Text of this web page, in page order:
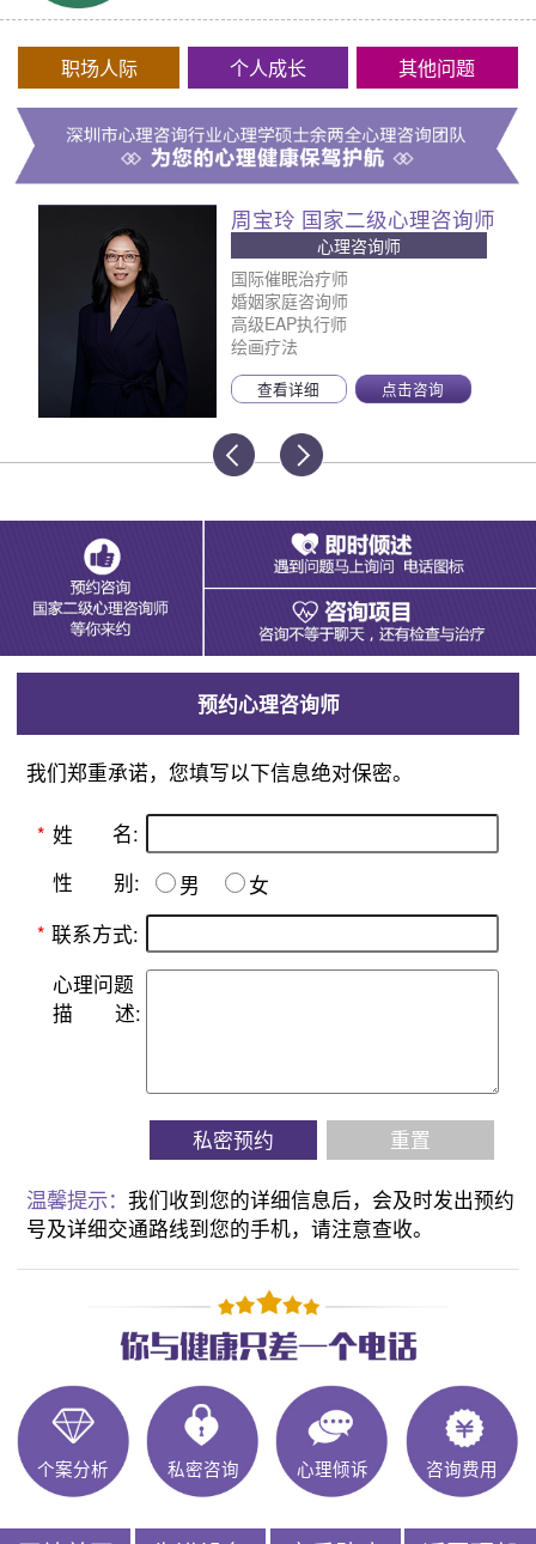
职场人际 个人成长 其他问题
周宝玲 国家二级心理咨询师
心理咨询师
国际催眠治疗师
婚姻家庭咨询师
高级EAP执行师
绘画疗法
查看详细 点击咨询
预约心理咨询师
我们郑重承诺，您填写以下信息绝对保密。
* 姓 名:
性 别: 男
女
* 联系方式:
心理问题
描
述:
私密预约 重置
温馨提示：我们收到您的详细信息后，会及时发出预约
号及详细交通路线到您的手机，请注意查收。
个案分析 私密咨询 心理倾诉 咨询费用